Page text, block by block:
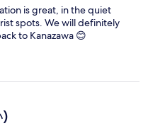
is great, in the quiet
spots. We will definitely
to Kanazawa 😊
)